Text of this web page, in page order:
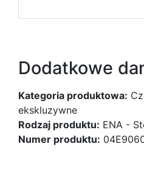
Dodatkowe
Kategoria produktowa:
ekskluzywne
Rodzaj produktu: ENA -
Numer produktu: